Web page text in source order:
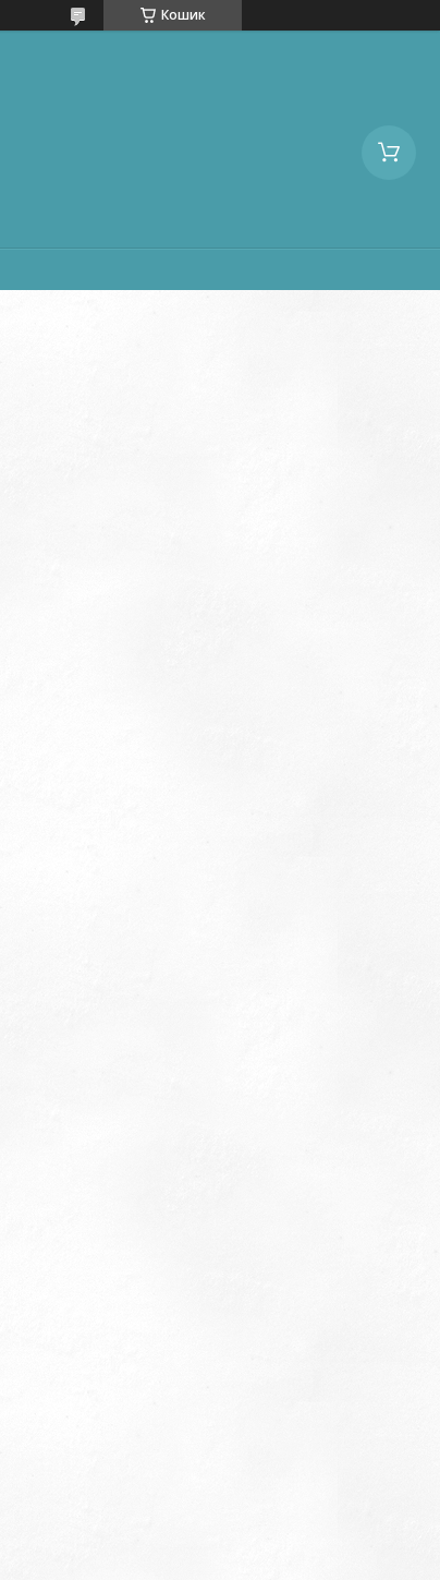
Кошик